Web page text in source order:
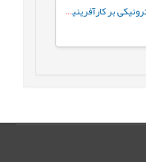
بررسی تأثیر مدیریت منابع انسانی الکترونیکی بر کارآفرینیسازمانی با نقش میانجی به اشتراکگذاری دانش مدیران میانی